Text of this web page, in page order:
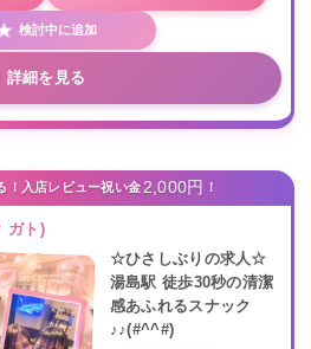
検討中に追加
詳細を見る
！入店レビュー祝い金 2,000円 ！
ガト)
☆ひさしぶりの求人☆
湯島駅 徒歩30秒の清潔
感あふれるスナック
♪♪(#^^#)